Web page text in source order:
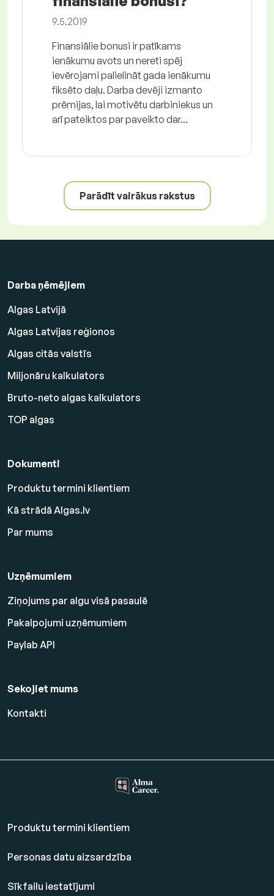
9.5.2019
Finansiālie bonusi ir patīkams
ienākumu avots un nereti spēj
ievērojami palielināt gada ienākumu
fiksēto daļu. Darba devēji izmanto
prēmijas, lai motivētu darbiniekus un
arī pateiktos par paveikto dar...
Parādīt vairākus rakstus
Darba ņēmējiem
Algas Latvijā
Algas Latvijas reģionos
Algas citās valstīs
Miljonāru kalkulators
Bruto-neto algas kalkulators
TOP algas
Dokumenti
Produktu termini klientiem
Kā strādā Algas.lv
Par mums
Uzņēmumiem
Ziņojums par algu visā pasaulē
Pakalpojumi uzņēmumiem
Paylab API
Sekojiet mums
Kontakti
Produktu termini klientiem
Personas datu aizsardzība
Sīkfailu iestatījumi